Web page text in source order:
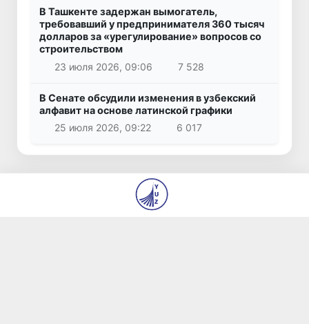
В Ташкенте задержан вымогатель,
требовавший у предпринимателя 360 тысяч
долларов за «урегулирование» вопросов со
строительством
23 июля 2026, 09:06
7 528
В Сенате обсудили изменения в узбекский
алфавит на основе латинской графики
25 июля 2026, 09:22
6 017